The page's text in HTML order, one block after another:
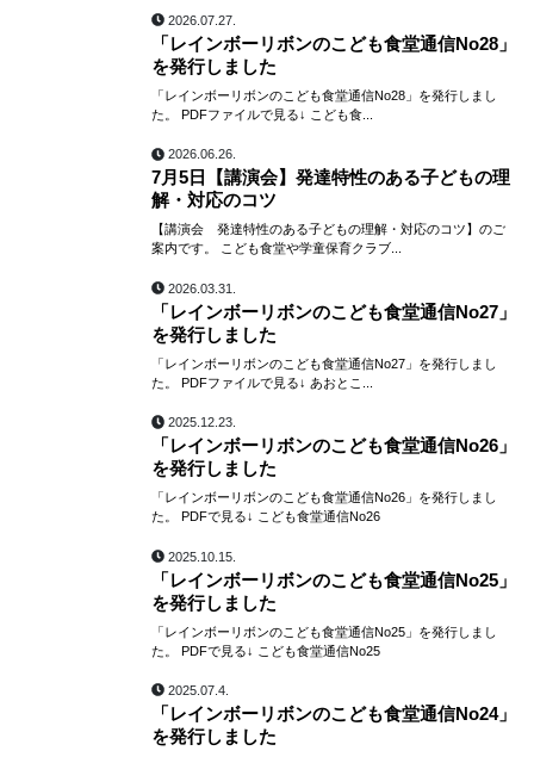
2026.07.27.
「レインボーリボンのこども食堂通信No28」
を発行しました
「レインボーリボンのこども食堂通信No28」を発行しまし
た。 PDFファイルで見る↓ こども食...
2026.06.26.
7月5日【講演会】発達特性のある子どもの理
解・対応のコツ
【講演会 発達特性のある子どもの理解・対応のコツ】のご
案内です。 こども食堂や学童保育クラブ...
2026.03.31.
「レインボーリボンのこども食堂通信No27」
を発行しました
「レインボーリボンのこども食堂通信No27」を発行しまし
た。 PDFファイルで見る↓ あおとこ...
2025.12.23.
「レインボーリボンのこども食堂通信No26」
を発行しました
「レインボーリボンのこども食堂通信No26」を発行しまし
た。 PDFで見る↓ こども食堂通信No26
2025.10.15.
「レインボーリボンのこども食堂通信No25」
を発行しました
「レインボーリボンのこども食堂通信No25」を発行しまし
た。 PDFで見る↓ こども食堂通信No25
2025.07.4.
「レインボーリボンのこども食堂通信No24」
を発行しました